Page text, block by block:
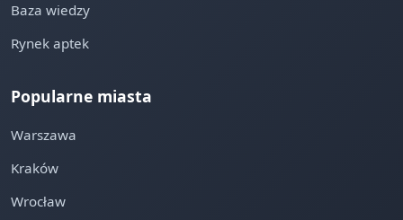
Baza wiedzy
Rynek aptek
Popularne miasta
Warszawa
Kraków
Wrocław